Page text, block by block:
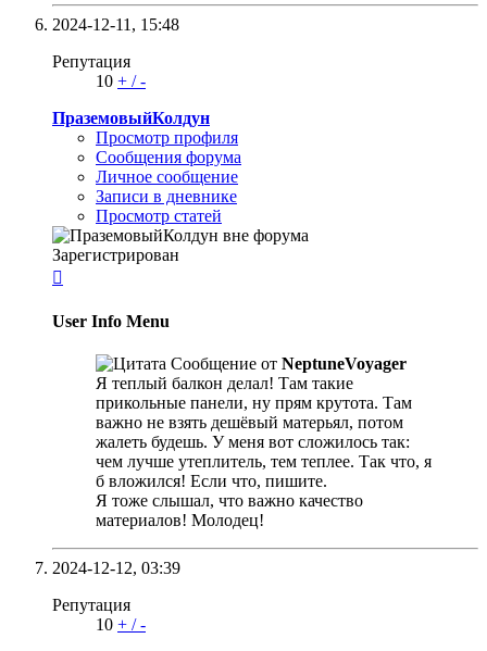
2024-12-11, 15:48
Репутация
10 + /-
ПраземовыйКолдун
Просмотр профиля
Сообщения форума
Личное сообщение
Записи в дневнике
Просмотр статей
Зарегистрирован

User Info Menu
Сообщение от NeptuneVoyager
Я теплый балкон делал! Там такие
прикольные панели, ну прям крутота. Там
важно не взять дешёвый матерьял, потом
жалеть будешь. У меня вот сложилось так:
чем лучше утеплитель, тем теплее. Так что, я
б вложился! Если что, пишите.
Я тоже слышал, что важно качество
материалов! Молодец!
2024-12-12, 03:39
Репутация
10 + /-